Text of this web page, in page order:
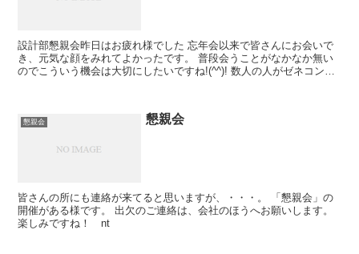
設計部懇親会昨日はお疲れ様でした 忘年会以来で皆さんにお会いで
き、元気な顔をみれてよかったです。 普段会うことがなかなか無い
のでこういう機会は大切にしたいですね!(^^)! 数人の人がゼネコンは
懇親会 懇親会
皆さんの所にも連絡が来てると思いますが、・・・。 「懇親会」の
開催がある様です。 出欠のご連絡は、会社のほうへお願いします。
楽しみですね！ nt